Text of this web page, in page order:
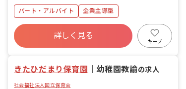
定員23名の少人数制のため、一人ひとり
の子どもたちとじっくり向き合えます。
・未経験の方やブランクのある方も、研
修制度がありますので安心して働ける環
境です。 ■園児年齢層：0～5歳児
パート・アルバイト 企業主導型
詳しく見る
キープ
きたひだまり保育園 ｜幼稚園教諭の求人
社会福祉法人国立保育会